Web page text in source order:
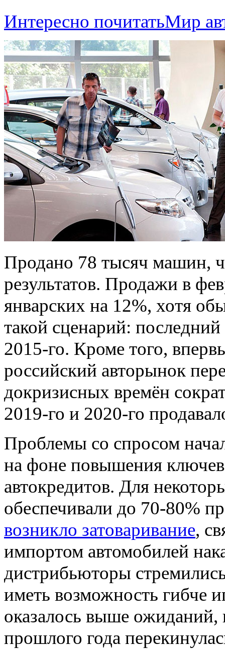
Интересно почитатьМир
Продано 78 тысяч машин,
результатов. Продажи в
январских на 12%, хотя
такой сценарий:
2015-го. Кроме того,
российский авторынок
докризисных времён
2019-го и 2020-го
Проблемы со спросом
на фоне повышения
автокредитов. Для
обеспечивали до 70-80%
возникло затоваривание,
импортом автомобилей
дистрибьюторы
иметь возможность гибче
оказалось выше
прошлого года